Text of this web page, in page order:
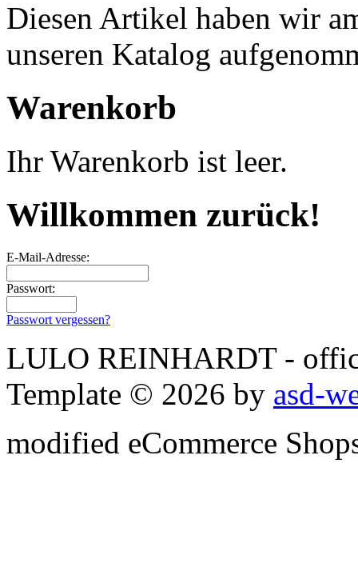
Diesen Artikel haben wir
unseren Katalog
Warenkorb
Ihr Warenkorb ist leer.
Willkommen zurück!
E-Mail-Adresse:
Passwort:
Passwort vergessen?
LULO REINHARDT -
Template © 2026 by asd-
modified eCommerce